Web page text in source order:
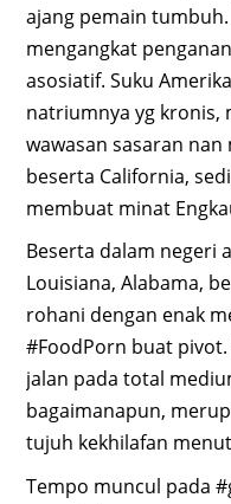
ajang pemain
mengangkat
asosiatif. Suku
natriumnya yg kronis,
wawasan sasaran nan
beserta California,
membuat minat
Beserta dalam negeri
Louisiana, Alabama,
rohani dengan enak
#FoodPorn buat
jalan pada total
bagaimanapun,
tujuh kekhilafan
Tempo muncul pada